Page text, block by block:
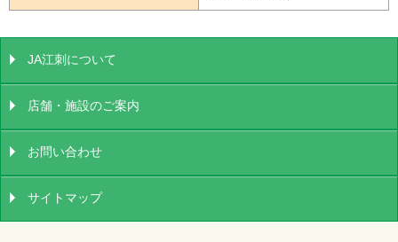
JA江刺について
店舗・施設のご案内
お問い合わせ
サイトマップ